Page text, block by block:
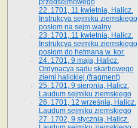
przedsejmowego
22. 1701, 11 kwietnia, Halicz.
Instrukcya sejmiku ziemskiego
posłom na sejm walny
23. 1701, 11 kwietnia, Halicz.
Instrukcya sejmiku ziemskiego
posłom do hetmana w. kor.
24. 1701, 9 maja, Halicz.
Ordynacya sądu skarbowego
ziemi halickiej (fragment)
25. 1701, 9 sierpnia, Halicz.
Laudum sejmiku ziemskiego
26. 1701, 12 września, Halicz.
Laudum sejmiku ziemskiego
27. 1702, 9 stycznia, Halicz.